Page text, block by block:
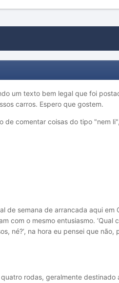
um texto bem legal que foi
carros. Espero que gostem.
de comentar coisas do tipo "nem
de semana de arrancada aqui
com o mesmo entusiasmo.
né?’, na hora eu pensei que
rodas, geralmente